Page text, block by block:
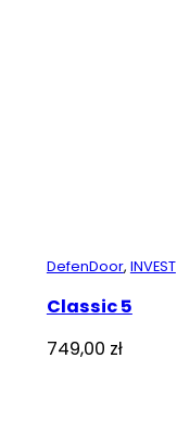
DefenDoor, INVEST
Classic 5
749,00 zł